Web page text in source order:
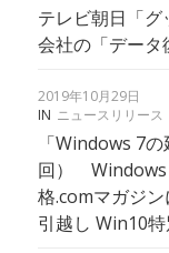
テレビ朝日「
会社の「データ
2019年10月29日
IN ニュースリリース
「Windows 7
回） Windows
格.comマガジ
引越し Win10特